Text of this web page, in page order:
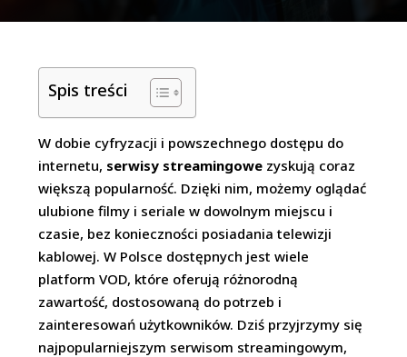
Spis treści
W dobie cyfryzacji i powszechnego dostępu do
internetu, serwisy streamingowe zyskują coraz
większą popularność. Dzięki nim, możemy oglądać
ulubione filmy i seriale w dowolnym miejscu i
czasie, bez konieczności posiadania telewizji
kablowej. W Polsce dostępnych jest wiele
platform VOD, które oferują różnorodną
zawartość, dostosowaną do potrzeb i
zainteresowań użytkowników. Dziś przyjrzymy się
najpopularniejszym serwisom streamingowym,